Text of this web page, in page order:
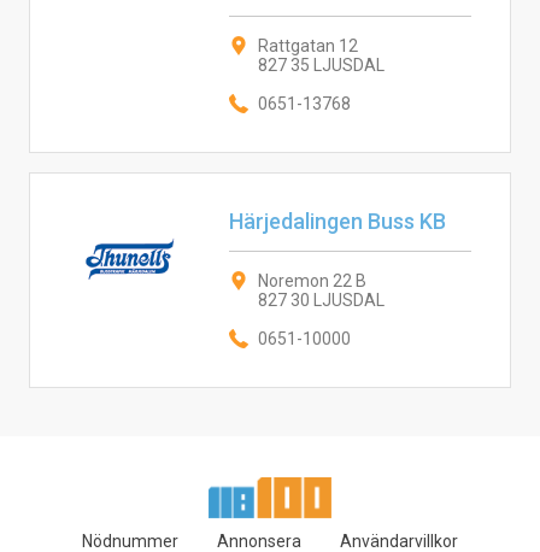
Rattgatan 12
827 35 LJUSDAL
0651-13768
Härjedalingen Buss KB
Noremon 22 B
827 30 LJUSDAL
0651-10000
Nödnummer Annonsera Användarvillkor